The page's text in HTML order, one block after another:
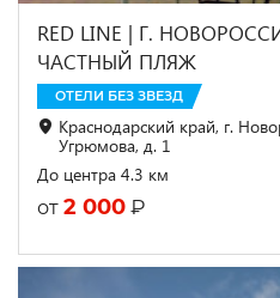
RED LINE | Г.
ЧАСТНЫЙ ПЛЯЖ
ОТЕЛИ БЕЗ ЗВЕЗД
Краснодарский край, г.
Угрюмова, д. 1
До центра 4.3 км
от 2 000 ₽